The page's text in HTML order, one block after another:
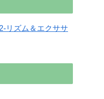
リズム＆エクササ